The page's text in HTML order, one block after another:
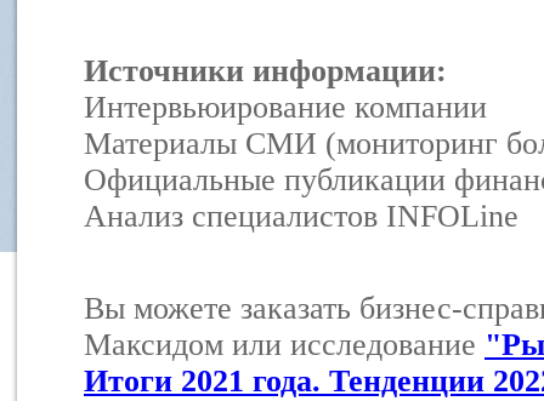
Источники информации:
Интервьюирование компании
Материалы СМИ (мониторинг
Официальные публикации
Анализ специалистов INFOLine
Вы можете заказать бизнес-
Максидом или исследование
Итоги 2021 года. Тенденции